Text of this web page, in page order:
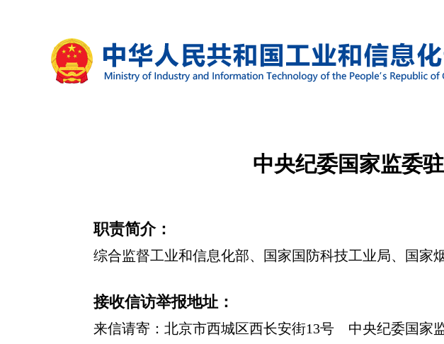
中央纪委国家监委
职责简介：
综合监督工业和信息化部、国家国防科技工业局、国家
接收信访举报地址：
来信请寄：北京市西城区西长安街13号 中央纪委国家